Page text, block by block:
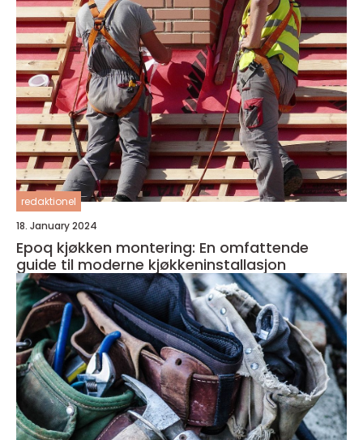
redaktionel
18. January 2024
Epoq kjøkken montering: En omfattende
guide til moderne kjøkkeninstallasjon